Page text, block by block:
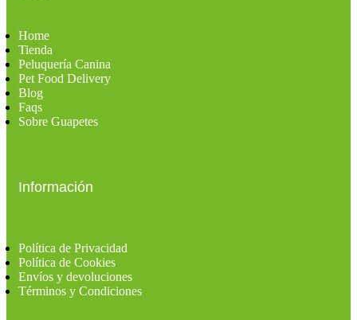
Home
Tienda
Peluquería Canina
Pet Food Delivery
Blog
Faqs
Sobre Guapetes
Información
Política de Privacidad
Política de Cookies
Envíos y devoluciones
Términos y Condiciones